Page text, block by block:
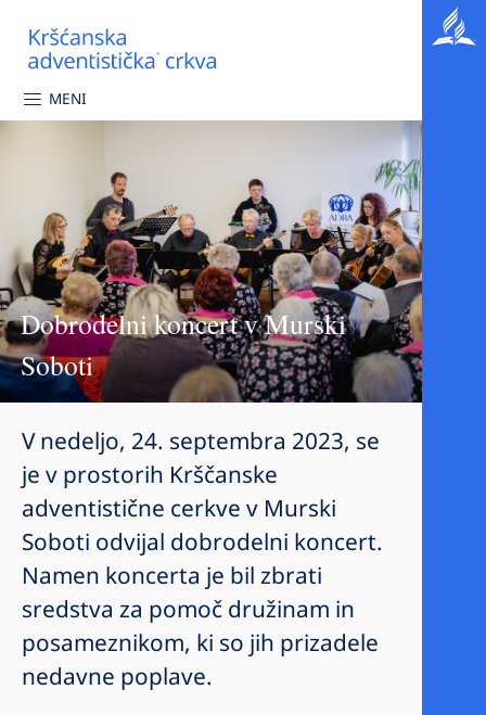
MENI
Dobrodelni koncert v Murski
Soboti
V nedeljo, 24. septembra 2023, se
je v prostorih Krščanske
adventistične cerkve v Murski
Soboti odvijal dobrodelni koncert.
Namen koncerta je bil zbrati
sredstva za pomoč družinam in
posameznikom, ki so jih prizadele
nedavne poplave.